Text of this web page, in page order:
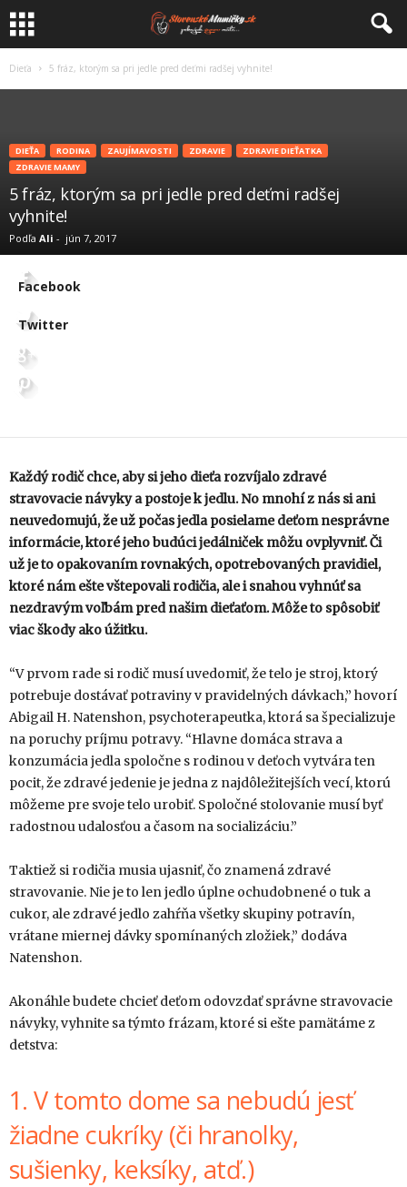
Dieťa 5 fráz, ktorým sa pri jedle pred deťmi radšej vyhnite!
DIEŤA RODINA ZAUJÍMAVOSTI ZDRAVIE
ZDRAVIE DIEŤATKA
ZDRAVIE MAMY
5 fráz, ktorým sa pri jedle pred deťmi radšej
vyhnite!
Podľa Ali - jún 7, 2017
Facebook
Twitter
Každý rodič chce, aby si jeho dieťa rozvíjalo zdravé
stravovacie návyky a postoje k jedlu. No mnohí z nás si ani
neuvedomujú, že už počas jedla posielame deťom nesprávne
informácie, ktoré jeho budúci jedálniček môžu ovplyvniť. Či
už je to opakovaním rovnakých, opotrebovaných pravidiel,
ktoré nám ešte vštepovali rodičia, ale i snahou vyhnúť sa
nezdravým voľbám pred našim dieťaťom. Môže to spôsobiť
viac škody ako úžitku.
“V prvom rade si rodič musí uvedomiť, že telo je stroj, ktorý
potrebuje dostávať potraviny v pravidelných dávkach,” hovorí
Abigail H. Natenshon, psychoterapeutka, ktorá sa špecializuje
na poruchy príjmu potravy. “Hlavne domáca strava a
konzumácia jedla spoločne s rodinou v deťoch vytvára ten
pocit, že zdravé jedenie je jedna z najdôležitejších vecí, ktorú
môžeme pre svoje telo urobiť. Spoločné stolovanie musí byť
radostnou udalosťou a časom na socializáciu.”
Taktiež si rodičia musia ujasniť, čo znamená zdravé
stravovanie. Nie je to len jedlo úplne ochudobnené o tuk a
cukor, ale zdravé jedlo zahŕňa všetky skupiny potravín,
vrátane miernej dávky spomínaných zložiek,” dodáva
Natenshon.
Akonáhle budete chcieť deťom odovzdať správne stravovacie
návyky, vyhnite sa týmto frázam, ktoré si ešte pamätáme z
detstva:
1. V tomto dome sa nebudú jesť
žiadne cukríky (či hranolky,
sušienky, keksíky, atď.)